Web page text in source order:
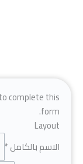
complete this
form.
Layout
الاسم بالكامل*